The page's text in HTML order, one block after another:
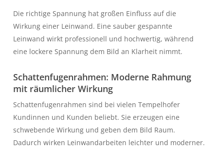
Die richtige Spannung hat großen Einfluss auf die
Wirkung einer Leinwand. Eine sauber gespannte
Leinwand wirkt professionell und hochwertig, während
eine lockere Spannung dem Bild an Klarheit nimmt.
Schattenfugenrahmen: Moderne Rahmung
mit räumlicher Wirkung
Schattenfugenrahmen sind bei vielen Tempelhofer
Kundinnen und Kunden beliebt. Sie erzeugen eine
schwebende Wirkung und geben dem Bild Raum.
Dadurch wirken Leinwandarbeiten leichter und moderner.